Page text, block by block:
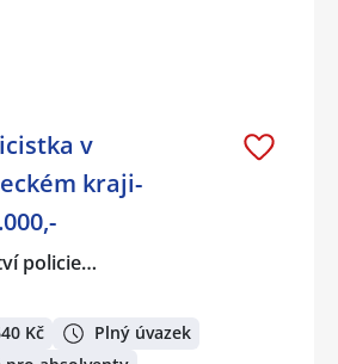
v
kraji-
policie…
Kč
Plný úvazek